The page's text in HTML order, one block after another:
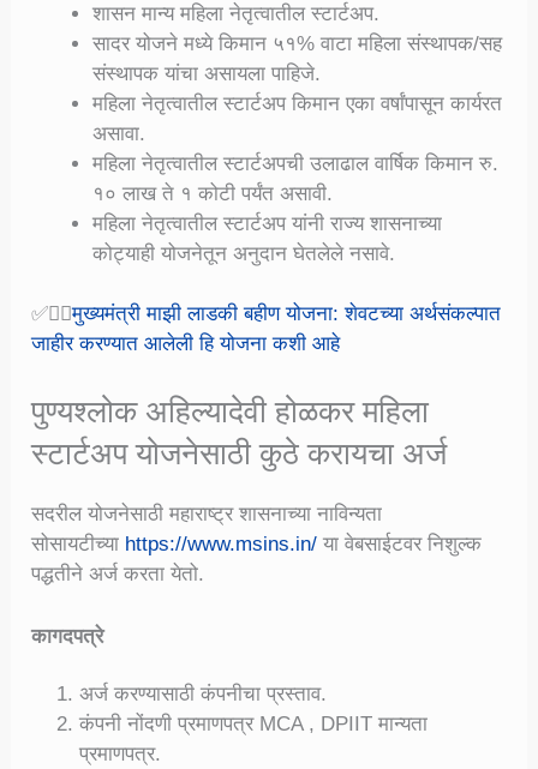
शासन मान्य महिला नेतृत्वातील स्टार्टअप.
सादर योजने मध्ये किमान ५१% वाटा महिला संस्थापक/सह
संस्थापक यांचा असायला पाहिजे.
महिला नेतृत्वातील स्टार्टअप किमान एका वर्षांपासून कार्यरत
असावा.
महिला नेतृत्वातील स्टार्टअपची उलाढाल वार्षिक किमान रु.
१० लाख ते १ कोटी पर्यंत असावी.
महिला नेतृत्वातील स्टार्टअप यांनी राज्य शासनाच्या
कोट्याही योजनेतून अनुदान घेतलेले नसावे.
✅👉🏻मुख्यमंत्री माझी लाडकी बहीण योजना: शेवटच्या अर्थसंकल्पात
जाहीर करण्यात आलेली हि योजना कशी आहे
पुण्यश्लोक अहिल्यादेवी होळकर महिला
स्टार्टअप योजनेसाठी कुठे करायचा अर्ज
सदरील योजनेसाठी महाराष्ट्र शासनाच्या नाविन्यता
सोसायटीच्या https://www.msins.in/ या वेबसाईटवर निशुल्क
पद्धतीने अर्ज करता येतो.
कागदपत्रे
अर्ज करण्यासाठी कंपनीचा प्रस्ताव.
कंपनी नोंदणी प्रमाणपत्र MCA , DPIIT मान्यता
प्रमाणपत्र.